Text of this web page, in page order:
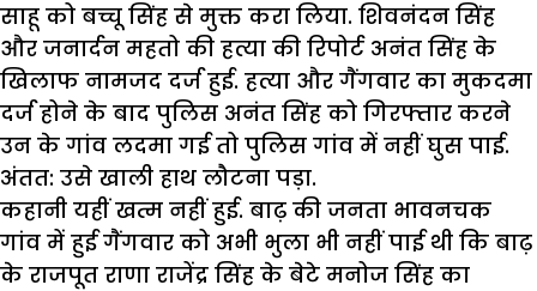
साहू को बच्चू सिंह से मुक्त करा लिया. शिवनंदन सिंह
और जनार्दन महतो की हत्या की रिपोर्ट अनंत सिंह के
खिलाफ नामजद दर्ज हुई. हत्या और गैंगवार का मुकदमा
दर्ज होने के बाद पुलिस अनंत सिंह को गिरफ्तार करने
उन के गांव लदमा गई तो पुलिस गांव में नहीं घुस पाई.
अंतत: उसे खाली हाथ लौटना पड़ा.
कहानी यहीं खत्म नहीं हुई. बाढ़ की जनता भावनचक
गांव में हुई गैंगवार को अभी भुला भी नहीं पाई थी कि बाढ़
के राजपूत राणा राजेंद्र सिंह के बेटे मनोज सिंह का